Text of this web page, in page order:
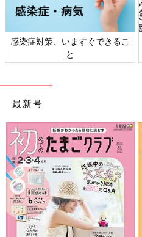
・
日本外来小児科学会リーフレッ
ト検討会
最新号